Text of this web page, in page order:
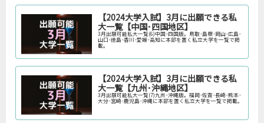
【2024大学入試】3月に出願できる私
大一覧【中国･四国地区】
3月出願可能私大一覧(6)中国･四国版。鳥取･島根･岡山･広島･
山口･徳島･香川･愛媛･高知に本部を置く私立大学を一覧で掲
載。
【2024大学入試】3月に出願できる私
大一覧【九州･沖縄地区】
3月出願可能私大一覧(7)九州･沖縄版。福岡･佐賀･長崎･熊本･
大分･宮崎･鹿児島･沖縄に本部を置く私立大学を一覧で掲載。